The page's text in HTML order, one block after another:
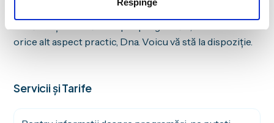
contact pentru oricine intră în legătură cu clinica.
Dacă aveți întrebări despre programări, tarife sau
orice alt aspect practic, Dna. Voicu vă stă la dispoziție.
Servicii și Tarife